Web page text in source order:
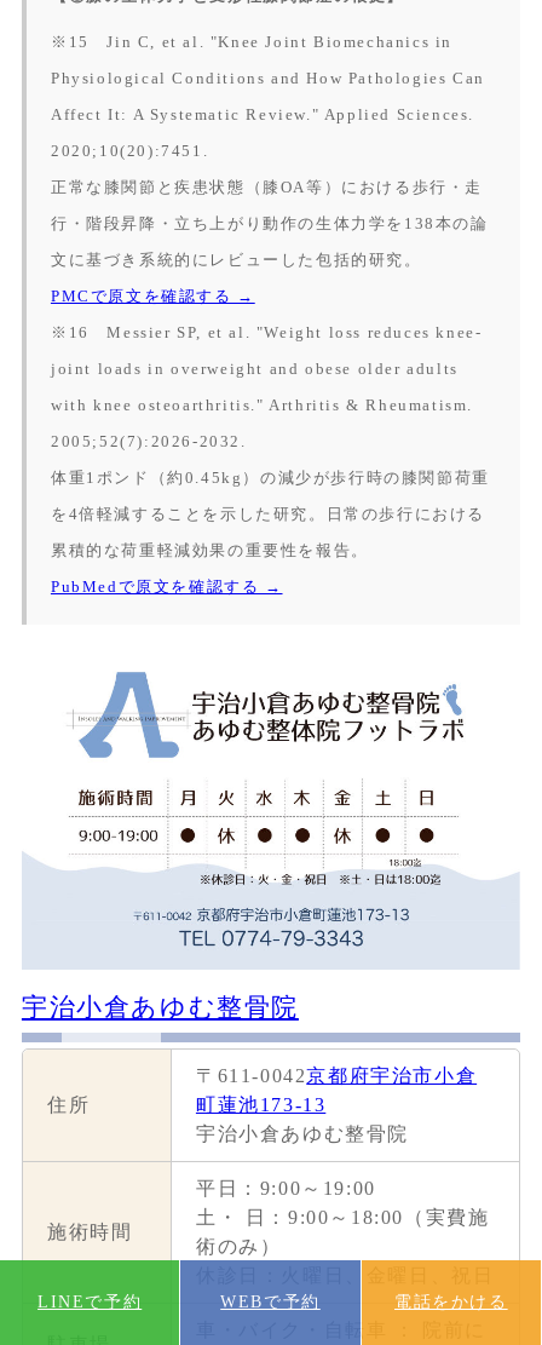
※15 Jin C, et al. "Knee Joint Biomechanics in
Physiological Conditions and How Pathologies Can
Affect It: A Systematic Review." Applied Sciences.
2020;10(20):7451.
正常な膝関節と疾患状態（膝OA等）における歩行・走
行・階段昇降・立ち上がり動作の生体力学を138本の論
文に基づき系統的にレビューした包括的研究。
PMCで原文を確認する →
※16 Messier SP, et al. "Weight loss reduces knee-
joint loads in overweight and obese older adults
with knee osteoarthritis."Arthritis & Rheumatism.
2005;52(7):2026-2032.
体重1ポンド（約0.45kg）の減少が歩行時の膝関節荷重
を4倍軽減することを示した研究。日常の歩行における
累積的な荷重軽減効果の重要性を報告。
PubMedで原文を確認する →
宇治小倉あゆむ整骨院
住所
〒611-0042京都府宇治市小倉
町蓮池173-13
宇治小倉あゆむ整骨院
施術時間
平日：9:00～19:00
土・ 日：9:00～18:00（実費施
術のみ）
LINEで予約 WEBで予約 電話をかける